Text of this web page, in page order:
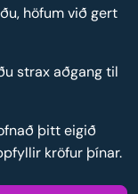
höfum við gert
strax aðgang til
þitt eigið
kröfur þínar.